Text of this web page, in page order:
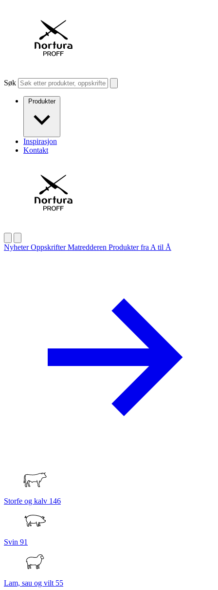
Søk
Produkter
Inspirasjon
Kontakt
NyheterOppskrifterMatredderen Produkter fra A til Å
Storfe og kalv 146
Svin 91
Lam, sau og vilt 55